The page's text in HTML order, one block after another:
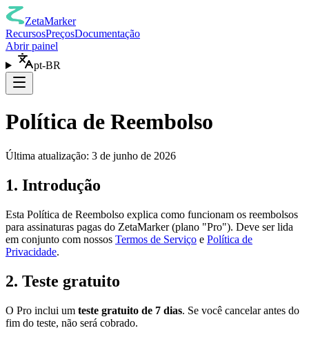
ZetaMarker
RecursosPreçosDocumentação
Abrir painel
pt-BR
Política de Reembolso
Última atualização: 3 de junho de 2026
1. Introdução
Esta Política de Reembolso explica como funcionam os reembolsos
para assinaturas pagas do ZetaMarker (plano "Pro"). Deve ser lida
em conjunto com nossos Termos de Serviço e Política de
Privacidade.
2. Teste gratuito
O Pro inclui um teste gratuito de 7 dias. Se você cancelar antes do
fim do teste, não será cobrado.